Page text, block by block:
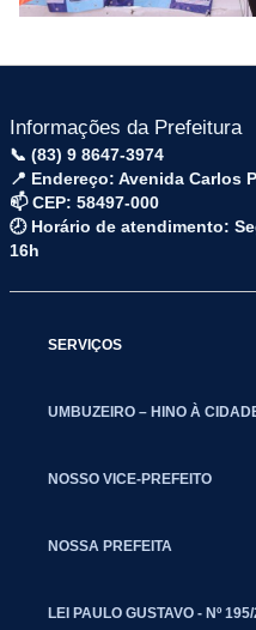
Informações da Prefeitura
📞 (83) 9 8647-3974
📍 Endereço: Avenida Carlos
📫 CEP: 58497-000
🕗 Horário de atendimento:
16h
SERVIÇOS
UMBUZEIRO – HINO À
NOSSO VICE-PREFEITO
NOSSA PREFEITA
LEI PAULO GUSTAVO - Nº